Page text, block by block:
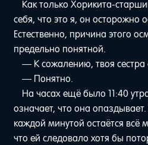
Как только Хорикита-
себя, что это я, он осторожно
Естественно, причина этого
предельно понятной.
— К сожалению, твоя
— Понятно.
На часах ещё было 11:40
означает, что она
каждой минутой остаётся
что ей следовало хотя бы